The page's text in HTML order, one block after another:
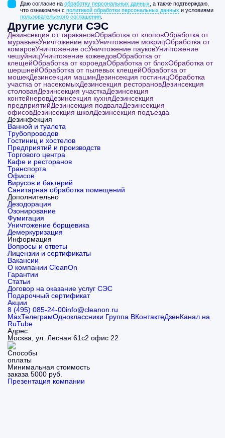
Даю согласие на обработку персональных данных , а также подтверждаю,
что ознакомлен с политикой обработки персональных данных и условиями
пользовательского соглашения
Другие услуги СЭС
Дезинсекция от таракановОбработка от клоповОбработка от
муравьевУничтожение мухУничтожение мокрицОбработка от
комаровУничтожение осУничтожение пауковУничтожение
чешуйницУничтожение кожеедовОбработка от
клещейОбработка от короедаОбработка от блохОбработка от
шершнейОбработка от пылевых клещейОбработка от
мошекДезинсекция машинДезинсекция гостиницОбработка
участка от насекомыхДезинсекция ресторановДезинсекция
столоваяДезинсекция участкаДезинсекция
контейнеровДезинсекция кухняДезинсекция
предприятийДезинсекция подвалаДезинсекция
офисовДезинсекция школДезинсекция подъезда
Дезинфекция
Ванной и туалета
Трубопроводов
Гостиниц и хостелов
Предприятий и производств
Торгового центра
Кафе и ресторанов
Транспорта
Офисов
Вирусов и бактерий
Санитарная обработка помещений
Дополнительно
Дезодорация
Озонирование
Фумигация
Уничтожение борщевика
Демеркуризация
Информация
Вопросы и ответы
Лицензии и сертификаты
Вакансии
О компании CleanOn
Гарантии
Статьи
Договор на оказание услуг СЭС
Подарочный сертификат
Акции
8 (495) 085-24-00info@cleanon.ru
MaxТелеграмОдноклассники Группа ВКонтактеДзенКанал на
RuTube
Адрес:
Москва, ул. Лесная 61с2 офис 22
Минимальная стоимость
заказа 5000 руб.
Презентация компании